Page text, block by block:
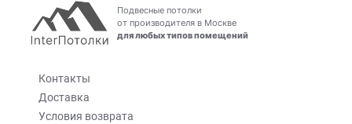
Подвесные потолки
от производителя в Москве
для любых типов помещений
Контакты
Доставка
Условия возврата